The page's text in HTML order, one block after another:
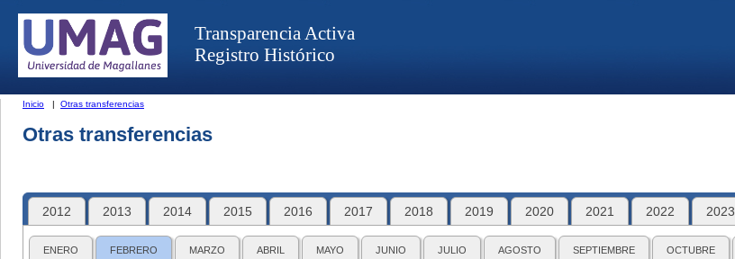
Transparencia Activa
Registro Histórico
Inicio | Otras transferencias
Otras transferencias
2012 2013 2014 2015 2016 2017 2018 2019 2020 2021 2022 2023
ENERO FEBRERO MARZO ABRIL MAYO JUNIO JULIO AGOSTO SEPTIEMBRE OCTUBRE